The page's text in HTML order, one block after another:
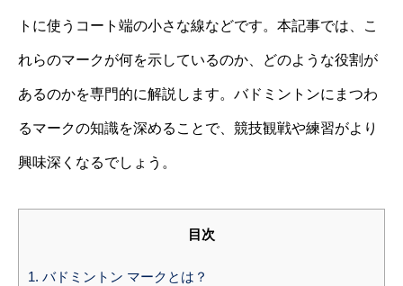
トに使うコート端の小さな線などです。本記事では、こ
れらのマークが何を示しているのか、どのような役割が
あるのかを専門的に解説します。バドミントンにまつわ
るマークの知識を深めることで、競技観戦や練習がより
興味深くなるでしょう。
目次
1. バドミントン マークとは？